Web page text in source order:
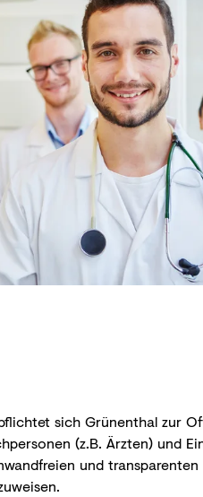
sich Grünenthal zur
(z.B. Ärzten) und
und